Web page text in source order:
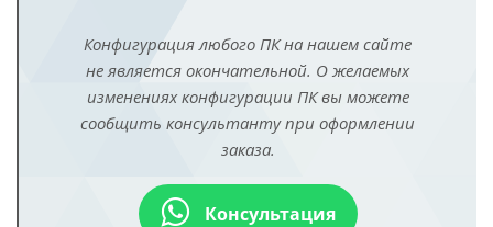
Конфигурация любого ПК на нашем сайте
не является окончательной. О желаемых
изменениях конфигурации ПК вы можете
сообщить консультанту при оформлении
заказа.
Консультация